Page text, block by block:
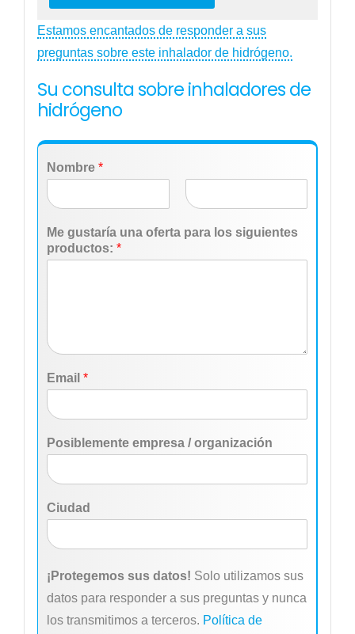
Estamos encantados de responder a sus
preguntas sobre este inhalador de hidrógeno.
Su consulta sobre inhaladores de
hidrógeno
Nombre *
o
m
b
p
e
Me gustaría una oferta para los siguientes
productos: *
Email *
Posiblemente empresa / organización
Ciudad
¡Protegemos sus datos! Solo utilizamos sus
datos para responder a sus preguntas y nunca
los transmitimos a terceros. Política de